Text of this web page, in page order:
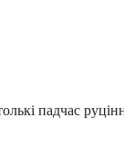
падчас